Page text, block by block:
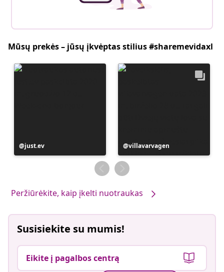
Mūsų prekės – jūsų įkvėptas stilius #sharemevidaxl
Įrašą
paskelbė
just.ev
Įrašą
paskelbė
villavarvagen
Peržiūrėkite, kaip įkelti nuotraukas
Susisiekite su mumis!
Eikite į pagalbos centrą